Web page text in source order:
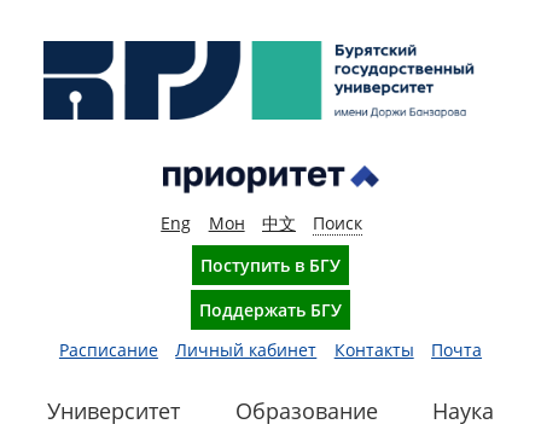
Eng Мон 中文
Поиск
Поступить в БГУ
Поддержать БГУ
Расписание
Личный кабинет Контакты Почта
Университет Образование
Наука